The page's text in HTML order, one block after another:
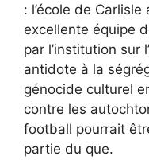
: l’école de
excellente équipe
par l’institution sur
antidote à la
génocide culturel
contre les
football pourrait
partie du que.